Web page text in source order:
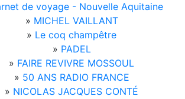
de voyage - Nouvelle Aquitaine
» MICHEL VAILLANT
» Le coq champêtre
» PADEL
» FAIRE REVIVRE MOSSOUL
» 50 ANS RADIO FRANCE
» NICOLAS JACQUES CONTÉ